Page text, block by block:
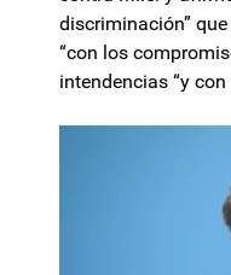
discriminación”
“con los
intendencias “y